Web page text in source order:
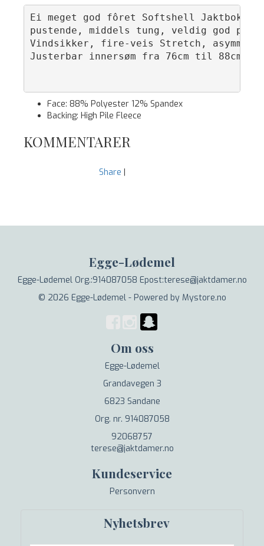
Ei meget god fôret Softshell
pustende, middels tung, veldig god
Vindsikker, fire-veis Stretch,
Justerbar innersøm fra 76cm til 88cm.
Face: 88% Polyester 12% Spandex
Backing: High Pile Fleece
KOMMENTARER
Share
Egge-Lødemel
Egge-Lødemel Org.:914087058 Epost:terese@jaktdamer.no
© 2026 Egge-Lødemel - Powered by Mystore.no
Om oss
Egge-Lødemel
Grandavegen 3
6823 Sandane
Org. nr. 914087058
92068757
terese@jaktdamer.no
Kundeservice
Personvern
Nyhetsbrev